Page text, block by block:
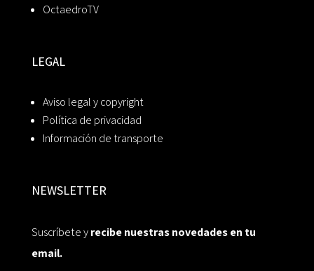
OctaedroTV
LEGAL
Aviso legal y copyright
Política de privacidad
Información de transporte
NEWSLETTER
Suscríbete yrecibe nuestras novedades en tu
email.